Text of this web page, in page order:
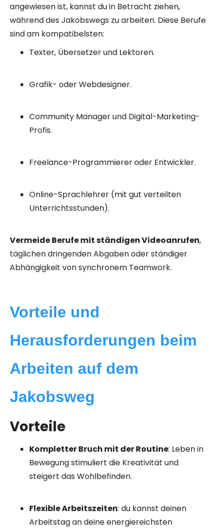
angewiesen ist, kannst du in Betracht ziehen,
während des Jakobswegs zu arbeiten. Diese Berufe
sind am kompatibelsten:
Texter, Übersetzer und Lektoren.
Grafik- oder Webdesigner.
Community Manager und Digital-Marketing-
Profis.
Freelance-Programmierer oder Entwickler.
Online-Sprachlehrer (mit gut verteilten
Unterrichtsstunden).
Vermeide Berufe mit ständigen Videoanrufen,
täglichen dringenden Abgaben oder ständiger
Abhängigkeit von synchronem Teamwork.
Vorteile und
Herausforderungen beim
Arbeiten auf dem
Jakobsweg
Vorteile
Kompletter Bruch mit der Routine: Leben in
Bewegung stimuliert die Kreativität und
steigert das Wohlbefinden.
Flexible Arbeitszeiten: du kannst deinen
Arbeitstag an deine energiereichsten